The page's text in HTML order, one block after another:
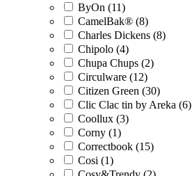
ByOn (11)
CamelBak® (8)
Charles Dickens (8)
Chipolo (4)
Chupa Chups (2)
Circulware (12)
Citizen Green (30)
Clic Clac tin by Areka (6)
Coollux (3)
Corny (1)
Correctbook (15)
Cosi (1)